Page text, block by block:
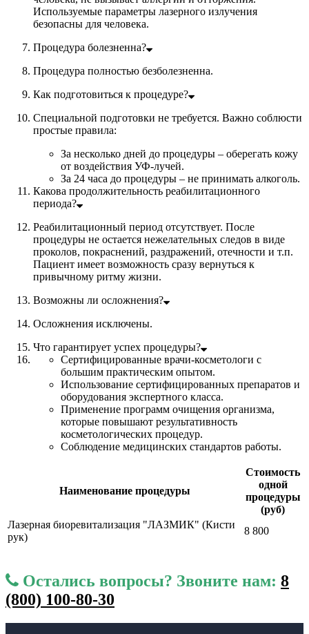
Используемые параметры лазерного излучения
безопасны для человека.
Процедура болезненна?
Процедура полностью безболезненна.
Как подготовиться к процедуре?
Специальной подготовки не требуется. Важно соблюсти
простые правила:
За несколько дней до процедуры – оберегать кожу
от воздействия УФ-лучей.
За 24 часа до процедуры – не принимать алкоголь.
Какова продолжительность реабилитационного
периода?
Реабилитационный период отсутствует. После
процедуры не остается нежелательных следов в виде
проколов, покраснений, раздражений, отечности и т.п.
Пациент имеет возможность сразу вернуться к
привычному ритму жизни.
Возможны ли осложнения?
Осложнения исключены.
Что гарантирует успех процедуры?
Сертифицированные врачи-косметологи с
большим практическим опытом.
Использование сертифицированных препаратов и
оборудования экспертного класса.
Применение программ очищения организма,
которые повышают результативность
косметологических процедур.
Соблюдение медицинских стандартов работы.
Наименование процедуры
Стоимость
одной
процедуры
(руб)
Лазерная биоревитализация "ЛАЗМИК" (Кисти
рук)
8 800
Остались вопросы? Звоните нам: 8
(800) 100-80-30